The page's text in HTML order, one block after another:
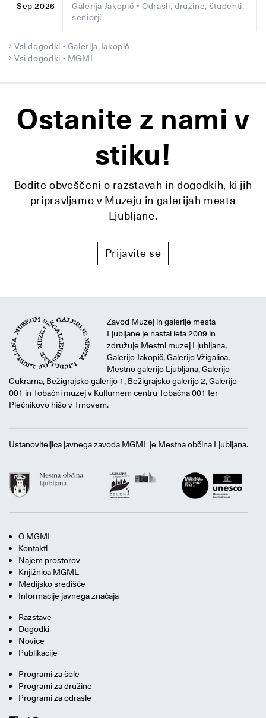
Sep 2026 Galerija Jakopič • Odrasli, družine, študenti,
seniorji
Vsi dogodki - Galerija Jakopič
Vsi dogodki - MGML
Ostanite z nami v
stiku!
Bodite obveščeni o razstavah in dogodkih, ki jih
pripravljamo v Muzeju in galerijah mesta
Ljubljane.
Prijavite se
Zavod Muzej in galerije mesta
Ljubljane je nastal leta 2009 in
združuje Mestni muzej Ljubljana,
Galerijo Jakopič, Galerijo Vžigalica,
Mestno galerijo Ljubljana, Galerijo
Cukrarna, Bežigrajsko galerijo 1, Bežigrajsko galerijo 2, Galerijo
001 in Tobačni muzej v Kulturnem centru Tobačna 001 ter
Plečnikovo hišo v Trnovem.
Ustanoviteljica javnega zavoda MGML je Mestna občina Ljubljana.
O MGML
Kontakti
Najem prostorov
Knjižnica MGML
Medijsko središče
Informacije javnega značaja
Razstave
Dogodki
Novice
Publikacije
Programi za šole
Programi za družine
Programi za odrasle